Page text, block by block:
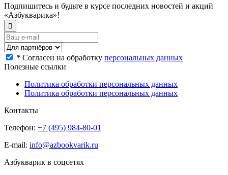
Подпишитесь и будьте в курсе последних новостей и акций
«Азбукварика»!
* Согласен на обработку персональных данных
Полезные ссылки
Политика обработки персональных данных
Политика обработки персональных данных
Контакты
Телефон: +7 (495) 984-80-01
E-mail: info@azbookvarik.ru
Азбукварик в соцсетях